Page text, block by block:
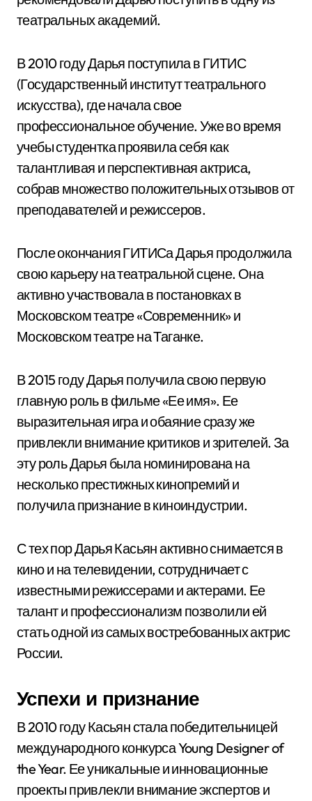
театральных академий.
В 2010 году Дарья поступила в ГИТИС
(Государственный институт театрального
искусства), где начала свое
профессиональное обучение. Уже во время
учебы студентка проявила себя как
талантливая и перспективная актриса,
собрав множество положительных отзывов от
преподавателей и режиссеров.
После окончания ГИТИСа Дарья продолжила
свою карьеру на театральной сцене. Она
активно участвовала в постановках в
Московском театре «Современник» и
Московском театре на Таганке.
В 2015 году Дарья получила свою первую
главную роль в фильме «Ее имя». Ее
выразительная игра и обаяние сразу же
привлекли внимание критиков и зрителей. За
эту роль Дарья была номинирована на
несколько престижных кинопремий и
получила признание в киноиндустрии.
С тех пор Дарья Касьян активно снимается в
кино и на телевидении, сотрудничает с
известными режиссерами и актерами. Ее
талант и профессионализм позволили ей
стать одной из самых востребованных актрис
России.
Успехи и признание
В 2010 году Касьян стала победительницей
международного конкурса Young Designer of
the Year. Ее уникальные и инновационные
проекты привлекли внимание экспертов и